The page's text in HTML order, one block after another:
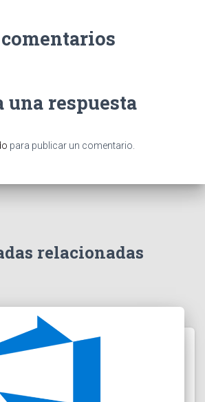
una respuesta
para publicar un comentario.
relacionadas